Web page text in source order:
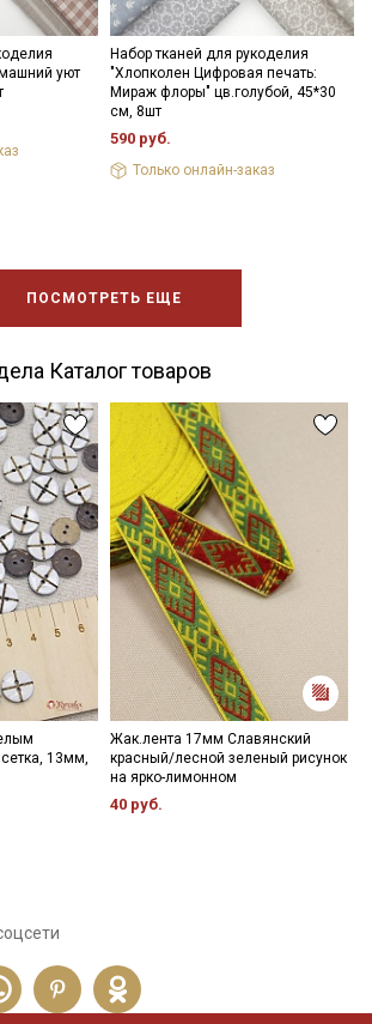
уют
Набор тканей для рукоделия
"Хлопколен Цифровая печать:
Мираж флоры" цв.голубой, 45*30
см, 8шт
590 руб.
Только онлайн-заказ
ПОСМОТРЕТЬ ЕЩЕ
Каталог товаров
13мм,
Жак.лента 17мм Славянский
красный/лесной зеленый рисунок
на ярко-лимонном
40 руб.